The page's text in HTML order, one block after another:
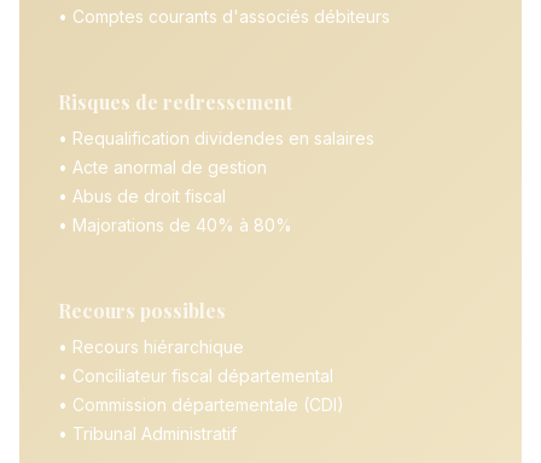
• Comptes courants d'associés débiteurs
Risques de redressement
• Requalification dividendes en salaires
• Acte anormal de gestion
• Abus de droit fiscal
• Majorations de 40% à 80%
Recours possibles
• Recours hiérarchique
• Conciliateur fiscal départemental
• Commission départementale (CDI)
• Tribunal Administratif